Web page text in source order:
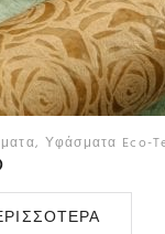
Υφάσματα Eco-